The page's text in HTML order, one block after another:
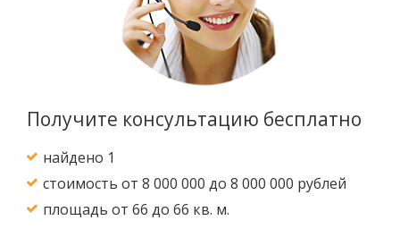
Получите консультацию бесплатно
найдено 1
стоимость от 8 000 000 до 8 000 000 рублей
площадь от 66 до 66 кв. м.